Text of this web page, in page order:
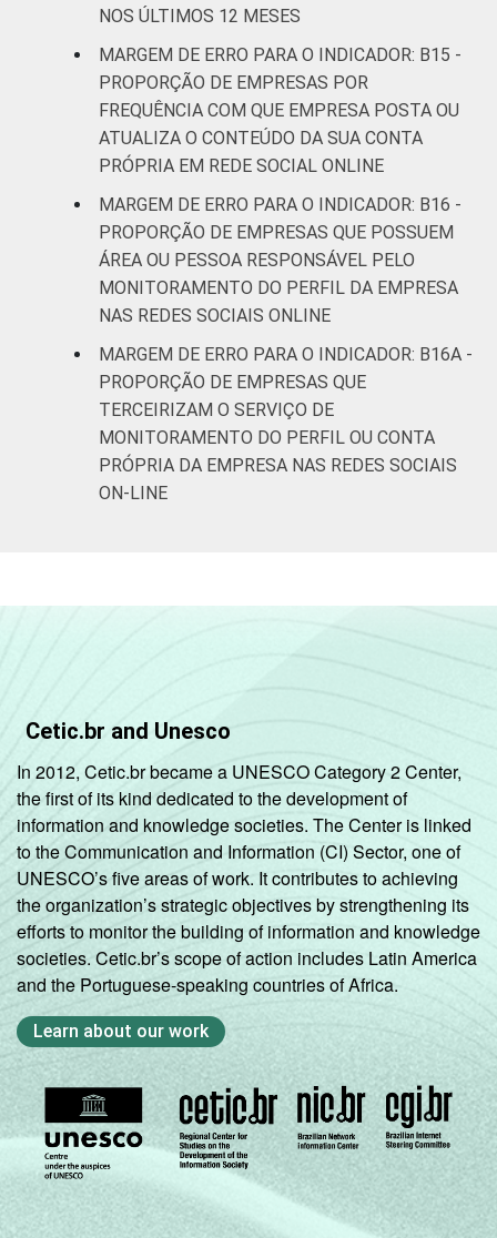
NOS ÚLTIMOS 12 MESES
MARGEM DE ERRO PARA O INDICADOR: B15 -
PROPORÇÃO DE EMPRESAS POR
FREQUÊNCIA COM QUE EMPRESA POSTA OU
ATUALIZA O CONTEÚDO DA SUA CONTA
PRÓPRIA EM REDE SOCIAL ONLINE
MARGEM DE ERRO PARA O INDICADOR: B16 -
PROPORÇÃO DE EMPRESAS QUE POSSUEM
ÁREA OU PESSOA RESPONSÁVEL PELO
MONITORAMENTO DO PERFIL DA EMPRESA
NAS REDES SOCIAIS ONLINE
MARGEM DE ERRO PARA O INDICADOR: B16A -
PROPORÇÃO DE EMPRESAS QUE
TERCEIRIZAM O SERVIÇO DE
MONITORAMENTO DO PERFIL OU CONTA
PRÓPRIA DA EMPRESA NAS REDES SOCIAIS
ON-LINE
Cetic.br and Unesco
In 2012, Cetic.br became a UNESCO Category 2 Center,
the first of its kind dedicated to the development of
information and knowledge societies. The Center is linked
to the Communication and Information (CI) Sector, one of
UNESCO’s five areas of work. It contributes to achieving
the organization’s strategic objectives by strengthening its
efforts to monitor the building of information and knowledge
societies. Cetic.br’s scope of action includes Latin America
and the Portuguese-speaking countries of Africa.
Learn about our work